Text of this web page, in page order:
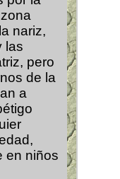
nariz,
las
pero
de la
a
en niños